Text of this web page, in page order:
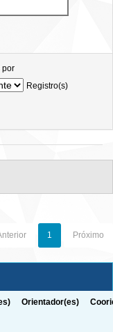
por
Registro(s)
1 Próximo
Orientador(es)